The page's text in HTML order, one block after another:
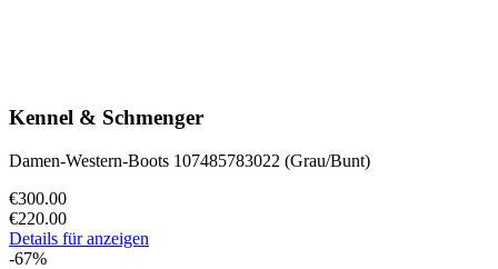
Kennel & Schmenger
Damen-Western-Boots 107485783022 (Grau/Bunt)
€300.00
€220.00
Details für anzeigen
-67%